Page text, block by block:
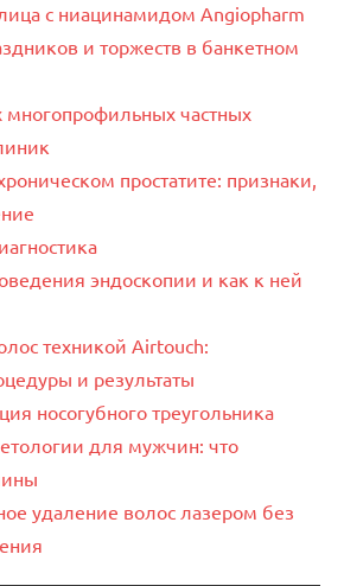
с ниацинамидом Angiopharm
и торжеств в банкетном
многопрофильных частных
простатите: признаки,
эндоскопии и как к ней
техникой Airtouch:
и результаты
носогубного треугольника
для мужчин: что
удаление волос лазером без